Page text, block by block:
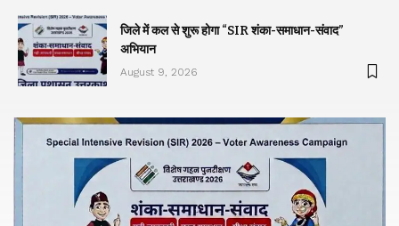
जिले में कल से शुरू होगा “SIR शंका-समाधान-संवाद”
अभियान
August 9, 2026